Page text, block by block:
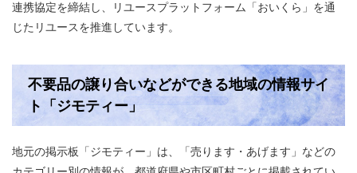
連携協定を締結し、リユースプラットフォーム「おいくら」を通
じたリユースを推進しています。
不要品の譲り合いなどができる地域の情報サイ
ト「ジモティー」
地元の掲示板「ジモティー」は、「売ります・あげます」などの